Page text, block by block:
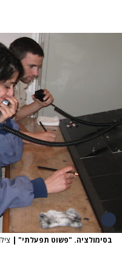
בסימולציה. "פשוט תפעלתי" |